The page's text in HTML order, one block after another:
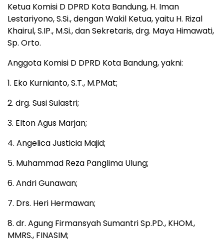
Ketua Komisi D DPRD Kota Bandung, H. Iman
Lestariyono, S.Si., dengan Wakil Ketua, yaitu H. Rizal
Khairul, S.IP., M.Si., dan Sekretaris, drg. Maya Himawati,
Sp. Orto.
Anggota Komisi D DPRD Kota Bandung, yakni:
1. Eko Kurnianto, S.T., M.PMat;
2. drg. Susi Sulastri;
3. Elton Agus Marjan;
4. Angelica Justicia Majid;
5. Muhammad Reza Panglima Ulung;
6. Andri Gunawan;
7. Drs. Heri Hermawan;
8. dr. Agung Firmansyah Sumantri Sp.PD., KHOM.,
MMRS., FINASIM;